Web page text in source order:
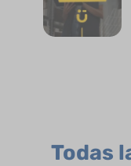
Todas